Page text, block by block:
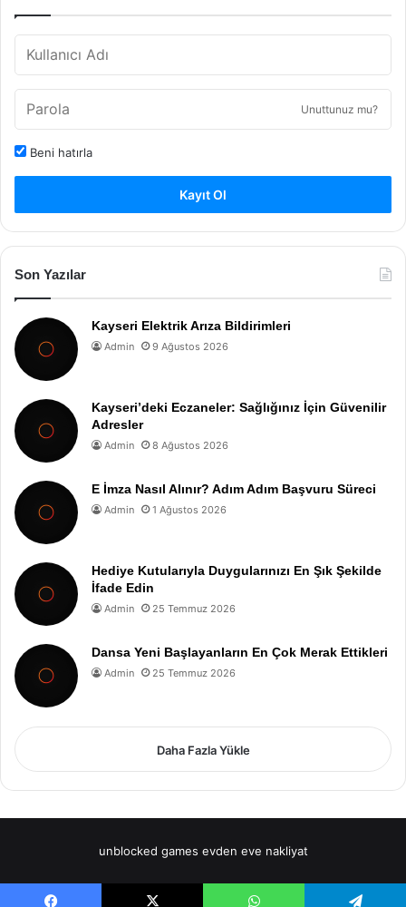
Unuttunuz mu?
Beni hatırla
Kayıt Ol
Son Yazılar
Kayseri Elektrik Arıza Bildirimleri
Admin 9 Ağustos 2026
Kayseri’deki Eczaneler: Sağlığınız İçin Güvenilir
Adresler
Admin 8 Ağustos 2026
E İmza Nasıl Alınır? Adım Adım Başvuru Süreci
Admin 1 Ağustos 2026
Hediye Kutularıyla Duygularınızı En Şık Şekilde
İfade Edin
Admin 25 Temmuz 2026
Dansa Yeni Başlayanların En Çok Merak Ettikleri
Admin 25 Temmuz 2026
Daha Fazla Yükle
unblocked games evden eve nakliyat